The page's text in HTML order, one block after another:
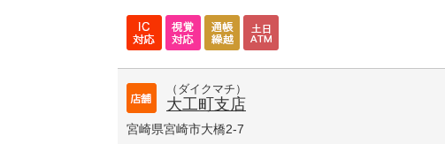
（ダイクマチ）
大工町支店
宮崎県宮崎市大橋2-7